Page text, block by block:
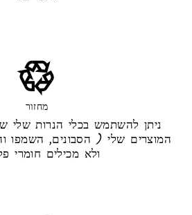
מחזור
ניתן להשתמש בכלי הנרות שלי
המוצרים שלי ( הסבונים, השמפו
ולא מכילים חומרי